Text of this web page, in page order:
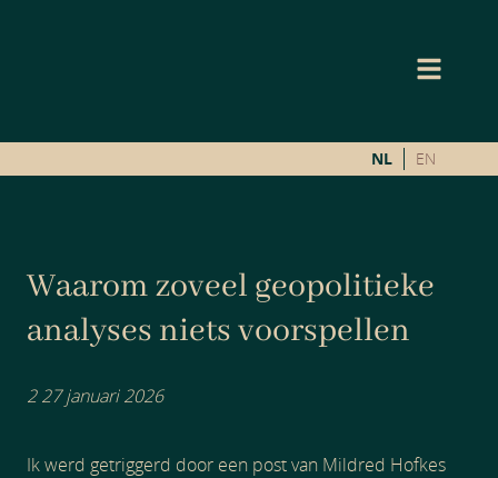
NL EN
Waarom zoveel geopolitieke
analyses niets voorspellen
2 27 januari 2026
Ik werd getriggerd door een post van Mildred Hofkes